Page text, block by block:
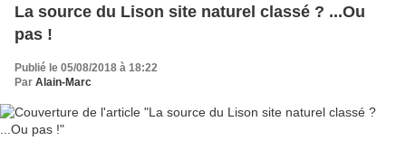
La source du Lison site naturel classé ? ...Ou
pas !
Publié le 05/08/2018 à 18:22
Par Alain-Marc